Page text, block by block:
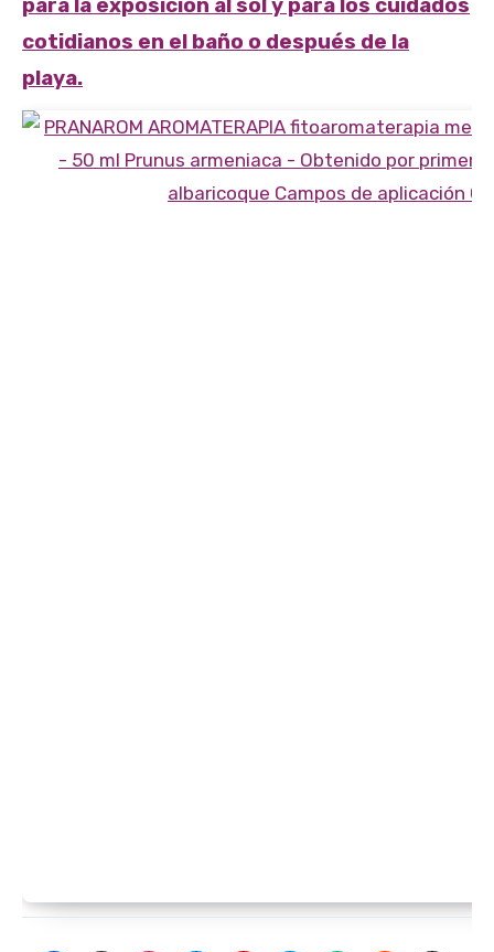
para la exposición al sol y para los cuidados
cotidianos en el baño o después de la
playa.